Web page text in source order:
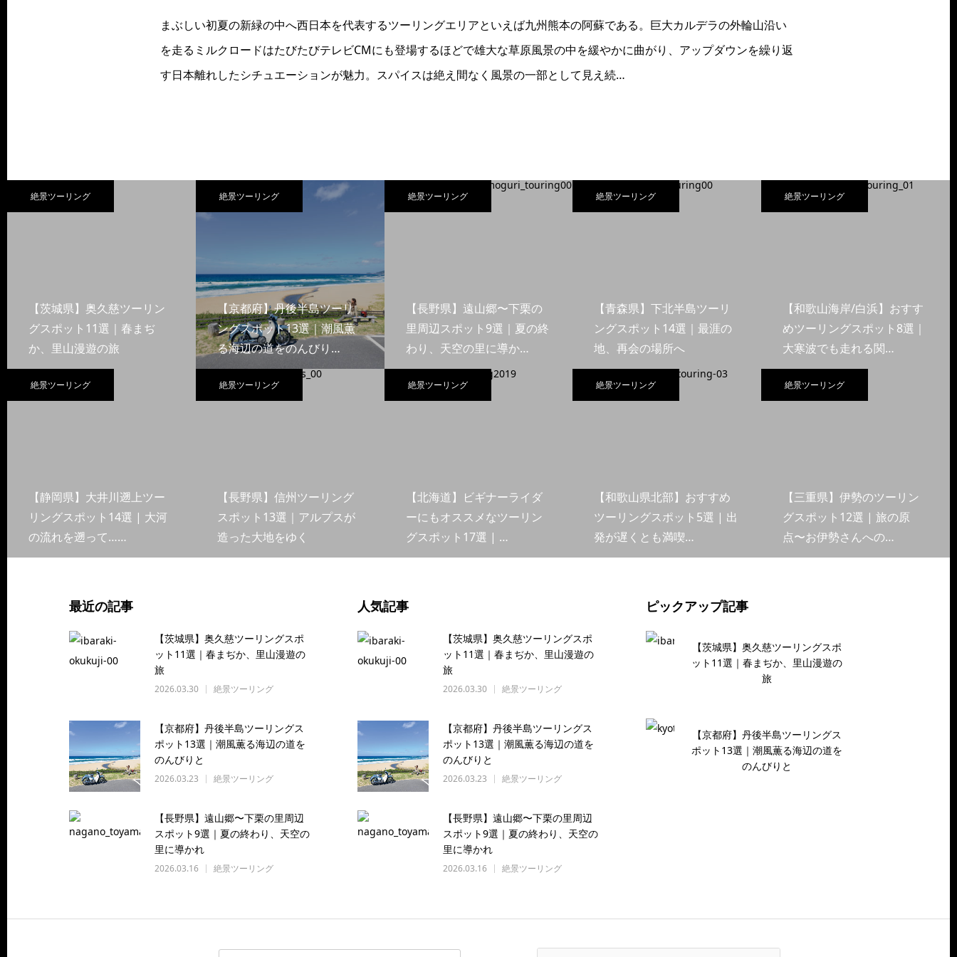
まぶしい初夏の新緑の中へ西日本を代表するツーリングエリアといえば九州熊本の阿蘇である。巨大カルデラの外輪山沿い
を走るミルクロードはたびたびテレビCMにも登場するほどで雄大な草原風景の中を緩やかに曲がり、アップダウンを繰り返
す日本離れしたシチュエーションが魅力。スパイスは絶え間なく風景の一部として見え続…
絶景ツーリング
【茨城県】奥久慈ツーリン
グスポット11選｜春まぢ
か、里山漫遊の旅
絶景ツーリング
【京都府】丹後半島ツーリ
ングスポット13選｜潮風薫
る海辺の道をのんびり…
絶景ツーリング
【長野県】遠山郷〜下栗の
里周辺スポット9選｜夏の終
わり、天空の里に導か…
絶景ツーリング
【青森県】下北半島ツーリ
ングスポット14選｜最涯の
地、再会の場所へ
絶景ツーリング
【和歌山海岸/白浜】おすす
めツーリングスポット8選｜
大寒波でも走れる関…
絶景ツーリング
【静岡県】大井川遡上ツー
リングスポット14選 | 大河
の流れを遡って……
絶景ツーリング
【長野県】信州ツーリング
スポット13選｜アルプスが
造った大地をゆく
絶景ツーリング
【北海道】ビギナーライダ
ーにもオススメなツーリン
グスポット17選 | …
絶景ツーリング
【和歌山県北部】おすすめ
ツーリングスポット5選 | 出
発が遅くとも満喫…
絶景ツーリング
【三重県】伊勢のツーリン
グスポット12選 | 旅の原
点〜お伊勢さんへの…
最近の記事
【茨城県】奥久慈ツーリングスポ
ット11選｜春まぢか、里山漫遊の
旅
2026.03.30 絶景ツーリング
【京都府】丹後半島ツーリングス
ポット13選｜潮風薫る海辺の道を
のんびりと
2026.03.23 絶景ツーリング
【長野県】遠山郷〜下栗の里周辺
スポット9選｜夏の終わり、天空の
里に導かれ
2026.03.16 絶景ツーリング
人気記事
【茨城県】奥久慈ツーリングスポ
ット11選｜春まぢか、里山漫遊の
旅
2026.03.30 絶景ツーリング
【京都府】丹後半島ツーリングス
ポット13選｜潮風薫る海辺の道を
のんびりと
2026.03.23 絶景ツーリング
【長野県】遠山郷〜下栗の里周辺
スポット9選｜夏の終わり、天空の
里に導かれ
2026.03.16 絶景ツーリング
ピックアップ記事
【茨城県】奥久慈ツーリングスポ
ット11選｜春まぢか、里山漫遊の
旅
【京都府】丹後半島ツーリングス
ポット13選｜潮風薫る海辺の道を
のんびりと